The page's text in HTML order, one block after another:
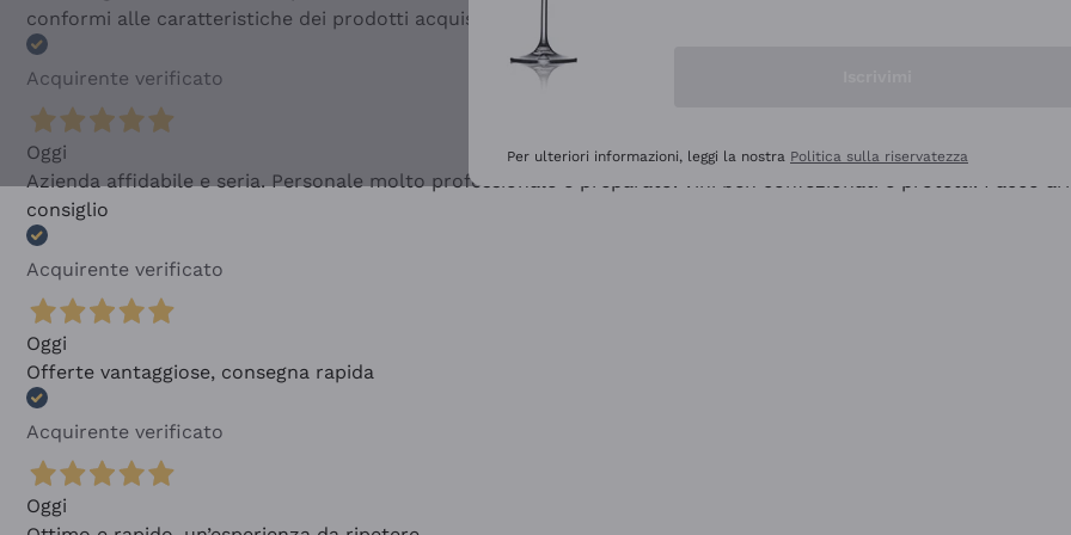
conformi alle caratteristiche dei prodotti acquistati
Acquirente verificato
Oggi
Azienda affidabile e seria. Personale molto professionale e preparato. Vini ben confezionati e protetti. Pacco
consiglio
Acquirente verificato
Oggi
Offerte vantaggiose, consegna rapida
Acquirente verificato
Oggi
Per ulteriori informazioni, leggi la nostra Politica sulla riservatezza